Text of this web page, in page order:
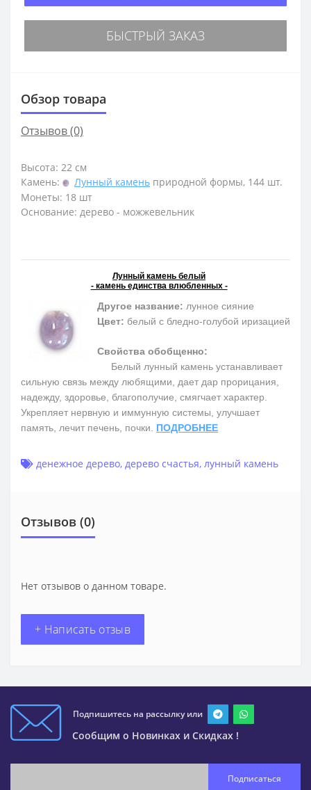
БЫСТРЫЙ ЗАКАЗ
Обзор товара
Отзывов (0)
Высота: 22 см
Камень:
Лунный камень природной формы, 144 шт.
Монеты: 18 шт
Основание: дерево - можжевельник
Лунный камень белый
- камень единства влюбленных -
Другое название: лунное сияние
Цвет: белый с бледно-голубой иризацией
Свойства обобщенно:
Белый лунный камень устанавливает
сильную связь между любящими, дает дар прорицания,
надежду, здоровье, благополучие, смягчает характер.
Укрепляет нервную и иммунную системы, улучшает
память, лечит печень, почки. ПОДРОБНЕЕ
денежное дерево, дерево счастья, лунный камень
Отзывов (0)
Нет отзывов о данном товаре.
+ Написать отзыв
Подпишитесь на рассылку или
Сообщим о Новинках и Скидках !
Подписаться